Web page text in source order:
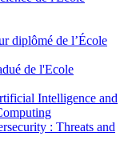
diplômé de l’École
de l'Ecole
Intelligence and
: Threats and